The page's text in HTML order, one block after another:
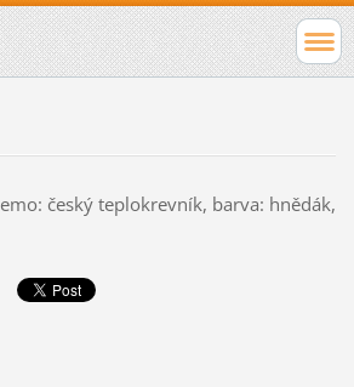
český teplokrevník, barva: hnědák,